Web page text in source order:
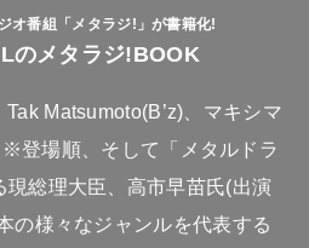
オ番組「メタラジ!」が書籍化!
のメタラジ!BOOK
Matsumoto(B’z)、マキシマ
登場順、そして「メタルドラ
現総理大臣、高市早苗氏(出演
の様々なジャンルを代表する